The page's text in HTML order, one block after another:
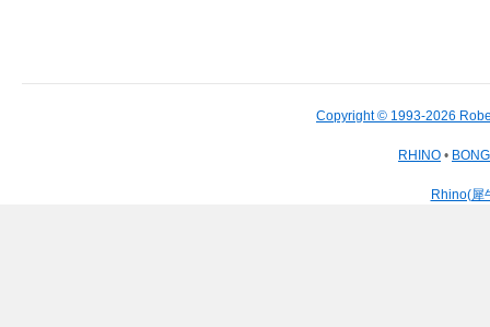
Copyright © 1993-2026
RHINO •
Rhino(犀